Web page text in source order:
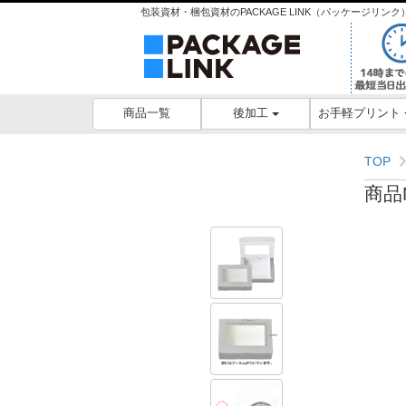
包装資材・梱包資材のPACKAGE LINK（パッケージリン
商品一覧 後加工 お手軽プリント
TOP
商